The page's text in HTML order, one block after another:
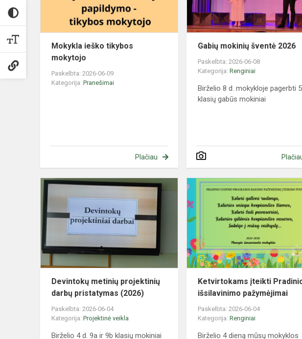
Mokykla ieško tikybos
mokytojo
Paskelbta: 2026-06-09
Kategorija: Pranešimai
Plačiau
Gabių mokinių šventė 2026
Paskelbta: 2026-06-08
Kategorija:Renginiai
Birželio 8 d. mokykloje pagerbti
klasių gabūs mokiniai
Devintokų
metinių
projektinių
darbų
(2026)
Devintokų metinių projektinių
darbų pristatymas (2026)
Paskelbta: 2026-06-04
Kategorija: Projektinė veikla
Birželio 4 d. 9a ir 9b klasių mokiniai
Ketvirtokams įteikti
išsilavinimo pažymėjimai
Paskelbta: 2026-06-04
Kategorija:Renginiai
Birželio 4 dieną mūsų mokyklos